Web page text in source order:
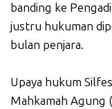
banding ke
justru hukuman
bulan penjara.
Upaya hukum
Mahkamah Agung